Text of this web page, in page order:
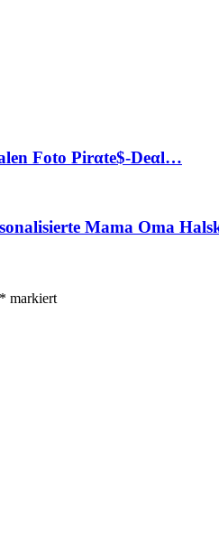
Foto Pirαtе$-Dеαl…
Mama Oma
* markiert